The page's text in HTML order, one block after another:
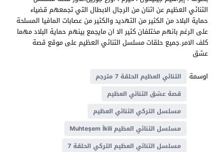
الثنائي العظيم عن اثنان من الرجال الابطال التي تجمعهم قضياء
حماية البلاد من الكثير من التهديد والكثير من عصابات المافيا المسلحة
على الرغم بانهم مختلفان كثير الا ان مايجمع بينهم حماية البلاد مهما
كلف الامر.جميع حلقات مسلسل الثنائي العظيم على موقع قصة
عشق
اوسمة
الثنائي العظيم الحلقة 7 مترجم
قصة عشق الثنائي العظيم
مسلسل التركي الثنائي العظيم
مسلسل الثنائي العظيم Muhteşem İkili
مسلسل الثنائي العظيم التركي الحلقة 7